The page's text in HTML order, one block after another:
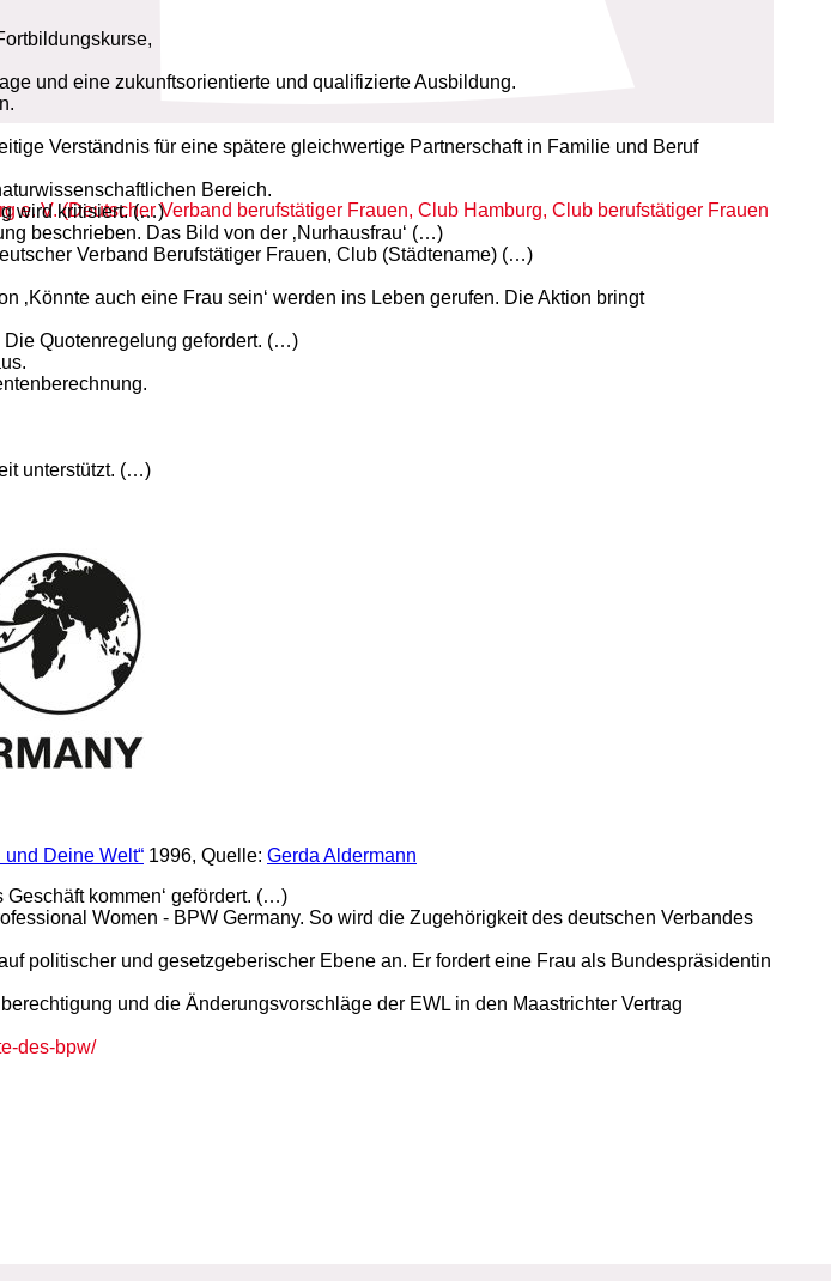
V. (Deutscher Verband berufstätiger Frauen, Club Hamburg, Club berufstätiger Frauen
und eine zukunftsorientierte und qualifizierte Ausbildung.
Verständnis für eine spätere gleichwertige Partnerschaft in Familie und Beruf
Bereich.
wird kritisiert. (…)
beschrieben. Das Bild von der ‚Nurhausfrau‘ (…)
Verband Berufstätiger Frauen, Club (Städtename) (…)
‚Könnte auch eine Frau sein‘ werden ins Leben gerufen. Die Aktion bringt
Die Quotenregelung gefordert. (…)
unterstützt. (…)
und Deine Welt“ 1996, Quelle: Gerda Aldermann
Geschäft kommen‘ gefördert. (…)
Women - BPW Germany. So wird die Zugehörigkeit des deutschen Verbandes
politischer und gesetzgeberischer Ebene an. Er fordert eine Frau als Bundespräsidentin
und die Änderungsvorschläge der EWL in den Maastrichter Vertrag
des-bpw/